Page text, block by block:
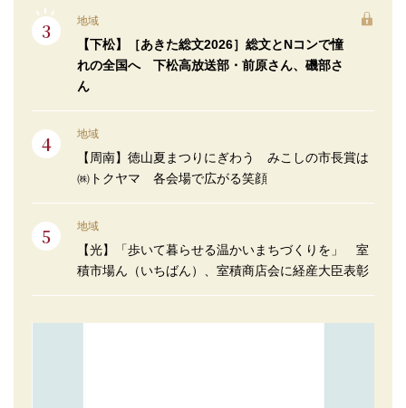
地域
【下松】［あきた総文2026］総文とNコンで憧
れの全国へ 下松高放送部・前原さん、磯部さ
ん
地域
【周南】徳山夏まつりにぎわう みこしの市長賞は
㈱トクヤマ 各会場で広がる笑顔
地域
【光】「歩いて暮らせる温かいまちづくりを」 室
積市場ん（いちばん）、室積商店会に経産大臣表彰